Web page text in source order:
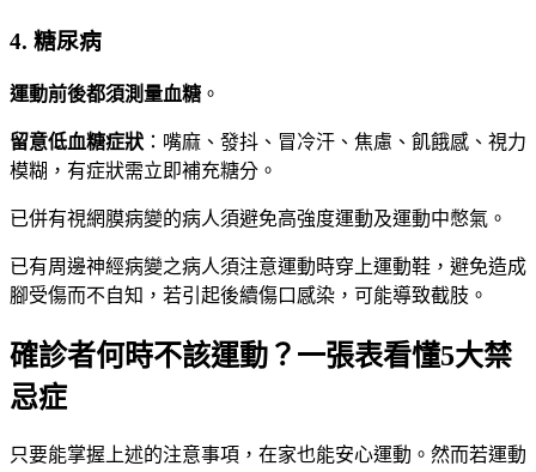
4. 糖尿病
運動前後都須測量血糖 。
留意低血糖症狀 ：嘴麻、發抖、冒冷汗、焦慮、飢餓感、視力
模糊，有症狀需立即補充糖分。
已併有視網膜病變的病人須避免高強度運動及運動中憋氣。
已有周邊神經病變之病人須注意運動時穿上運動鞋，避免造成
腳受傷而不自知，若引起後續傷口感染，可能導致截肢。
確診者何時不該運動？一張表看懂5大禁
忌症
只要能掌握上述的注意事項，在家也能安心運動。然而若運動